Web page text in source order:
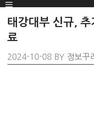
SKIP
TO
CONTENT
Menu
태강대부 신규,
료
2024-10-08 BY 정보꾸